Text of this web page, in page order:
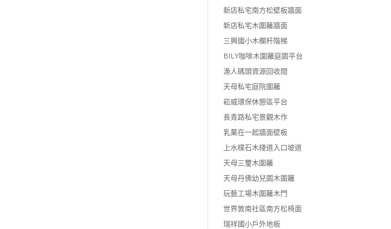
新店私宅南方松壁板牆面
新店私宅木圍籬牆面
三興國小木欄杆階梯
BILY咖啡木圍籬庭園平台
漁人碼頭資源回收間
天母私宅庭院圍籬
崧威環保休憩區平台
長青路私宅景觀木作
乳菓在一起牆面壁板
上水樸石木棧道入口坡道
天母三璽木圍籬
天母丹佛幼兒園木圍籬
玩藝工場木圍籬木門
世界敦南社區南方松椅面
瑞祥國小戶外地板